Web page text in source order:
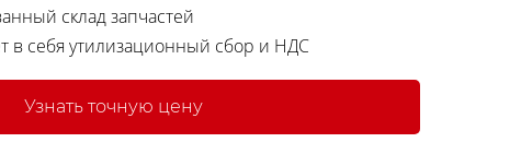
склад запчастей
в себя утилизационный сбор и НДС
Узнать точную цену